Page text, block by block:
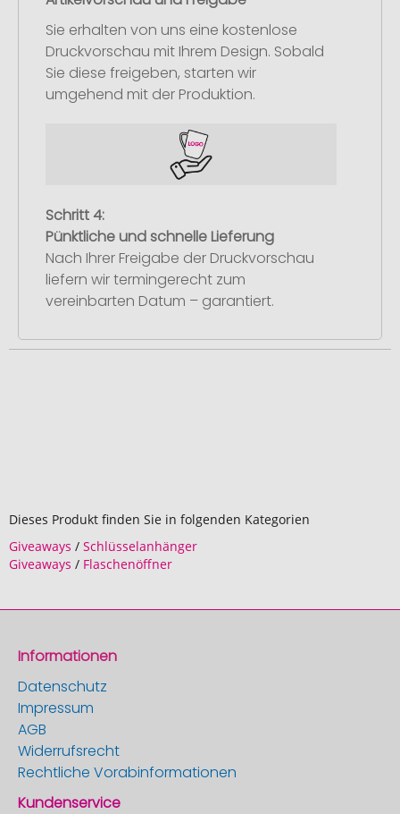
Sie erhalten von uns eine kostenlose
Druckvorschau mit Ihrem Design. Sobald
Sie diese freigeben, starten wir
umgehend mit der Produktion.
Schritt 4:
Pünktliche und schnelle Lieferung
Nach Ihrer Freigabe der Druckvorschau
liefern wir termingerecht zum
vereinbarten Datum – garantiert.
Dieses Produkt finden Sie in folgenden Kategorien
Giveaways / Schlüsselanhänger
Giveaways / Flaschenöffner
Informationen
Datenschutz
Impressum
AGB
Widerrufsrecht
Rechtliche Vorabinformationen
Kundenservice